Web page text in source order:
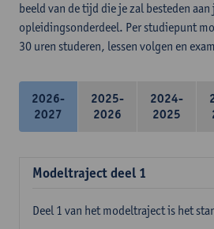
beeld van de tijd die je zal besteden
opleidingsonderdeel. Per studiepunt
30 uren studeren, lessen volgen en
2026-
2027
2025-
2026
2024-
2025
Modeltraject deel 1
Deel 1 van het modeltraject is het